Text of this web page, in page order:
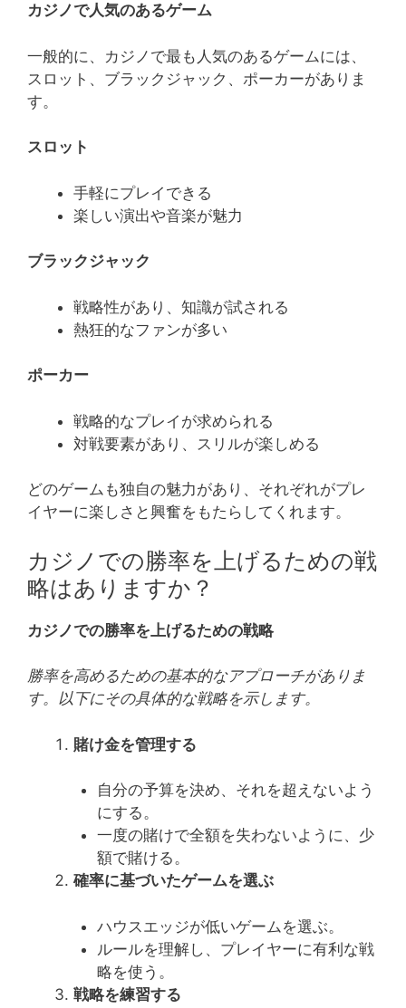
カジノで人気のあるゲーム
一般的に、カジノで最も人気のあるゲームには、
スロット、ブラックジャック、ポーカーがありま
す。
スロット
手軽にプレイできる
楽しい演出や音楽が魅力
ブラックジャック
戦略性があり、知識が試される
熱狂的なファンが多い
ポーカー
戦略的なプレイが求められる
対戦要素があり、スリルが楽しめる
どのゲームも独自の魅力があり、それぞれがプレ
イヤーに楽しさと興奮をもたらしてくれます。
カジノでの勝率を上げるための戦
略はありますか？
カジノでの勝率を上げるための戦略
勝率を高めるための基本的なアプローチがありま
す。以下にその具体的な戦略を示します。
賭け金を管理する
自分の予算を決め、それを超えないよう
にする。
一度の賭けで全額を失わないように、少
額で賭ける。
確率に基づいたゲームを選ぶ
ハウスエッジが低いゲームを選ぶ。
ルールを理解し、プレイヤーに有利な戦
略を使う。
戦略を練習する